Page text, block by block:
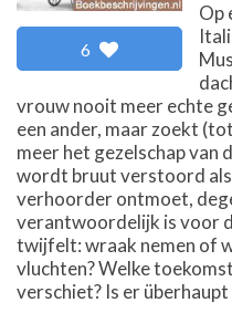
6
Op
vrouw nooit meer echte
een ander, maar zoekt
meer het gezelschap van
wordt bruut verstoord als
verhoorder ontmoet,
verantwoordelijk is voor
twijfelt: wraak nemen of
vluchten? Welke
verschiet? Is er